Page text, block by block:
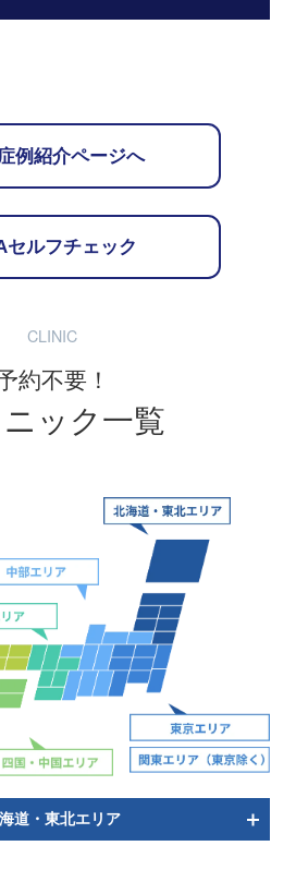
例紹介ページへ
セルフチェック
CLINIC
約不要！
ック一覧
道・東北エリア